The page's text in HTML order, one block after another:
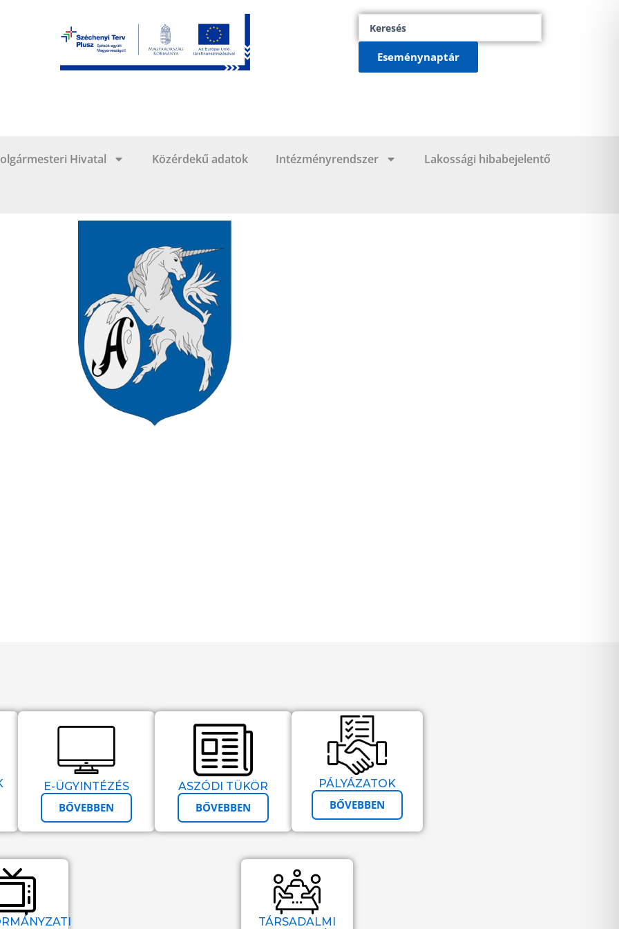
Eseménynaptár
Hivatal Közérdekű adatok Intézményrendszer Lakossági hibabejelentő
E-ÜGYINTÉZÉS
BŐVEBBEN
ASZÓDI TÜKÖR
BŐVEBBEN
PÁLYÁZATOK
BŐVEBBEN
TÁRSADALMI